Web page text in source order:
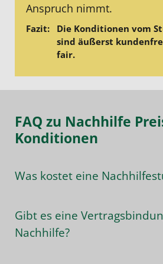
Anspruch nimmt.
Die Konditionen vom
sind äußerst
fair.
FAQ zu Nachhilfe
Konditionen
Was kostet eine
Gibt es eine
Nachhilfe?